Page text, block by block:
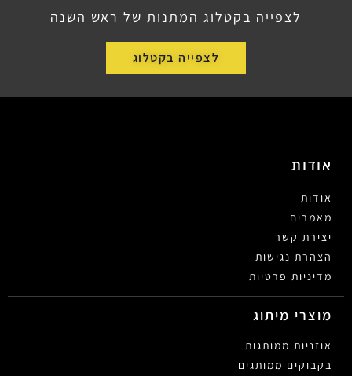
לצפייה בקטלוג המתנות של ראש השנה
לצפייה בקטלוג
אודות
אודות
מאמרים
יצירת קשר
הצהרת נגישות
מדיניות פרטיות
מוצרי מיתוג
אוזניות ממותגות
בקבוקים ממותגים